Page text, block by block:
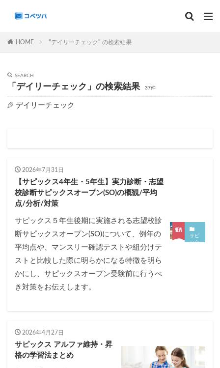
HOME "デイリーチェック" の検索結果
SEARCH
「デイリーチェック」の検索結果 37件
デイリーチェック
サピ
ック
2026年7月31日
【サピックス4年生・5年生】実力診断・志望
校診断サピックスオープン(SO)の概観/平均
点/分析/対策
サピックス５年生後期に実施される志望校診
断サピックスオープン(SO)について、例年の
平均点や、マンスリー確認テストや組分けテ
ストと比較した際に明らかになる特徴を明ら
かにし、サピックスオープン受験前に行うべ
き対策をお伝えします。
2026年4月27日
サピックス アルファ維持・昇
格の学習法まとめ
カテゴリー
6年生 5年生 4年生 入試分析・志望校別対策
解体新書 保存版 学習法記事 テスト速報
各No(ナンバー)についての話 ケアレスミス
SAPIXデイリーチェック
早稲アカデミーカリキュラムテスト
冬期(12月〜1月) サピックステキスト解説・対策
予習シリーズテキスト解説・対策 コベツバweb授業